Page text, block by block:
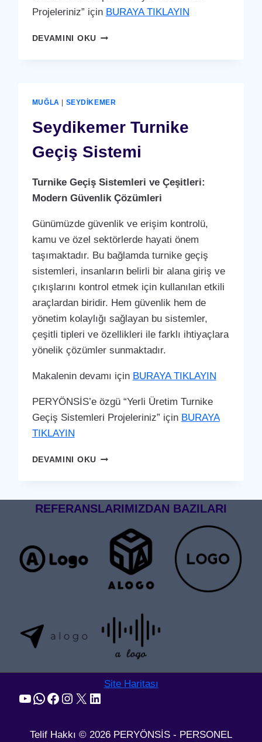
Projeleriniz” için BURAYA TIKLAYIN
DEVAMINI OKUSEYDIKEMER
MUĞLA SEYDIKEMER
Seydikemer Turnike
Geçiş Sistemi
Turnike Geçiş Sistemleri ve Çeşitleri:
Modern Güvenlik Çözümleri
Günümüzde güvenlik ve erişim kontrolü,
kamu ve özel sektörlerde hayati önem
taşımaktadır. Bu bağlamda turnike geçiş
sistemleri, insanların belirli bir alana giriş ve
çıkışlarını kontrol etmek için kullanılan etkili
araçlardan biridir. Hem güvenlik hem de
yönetim kolaylığı sağlayan bu sistemler,
çeşitli tipleri ve özellikleri ile farklı ihtiyaçlara
yönelik çözümler sunmaktadır.
Makalenin devamı için BURAYA TIKLAYIN
PERYÖNSİS’e özgü “Yerli Üretim Turnike
Geçiş Sistemleri Projeleriniz” için BURAYA
TIKLAYIN
DEVAMINI OKUSEYDIKEMER
REFERANSLARIMIZDAN BAZILARI
Site Haritası
YouTube WhatsApp Facebook Instagram X LinkedIn
Telif Hakkı © 2026 PERYÖNSİS - PERSONEL